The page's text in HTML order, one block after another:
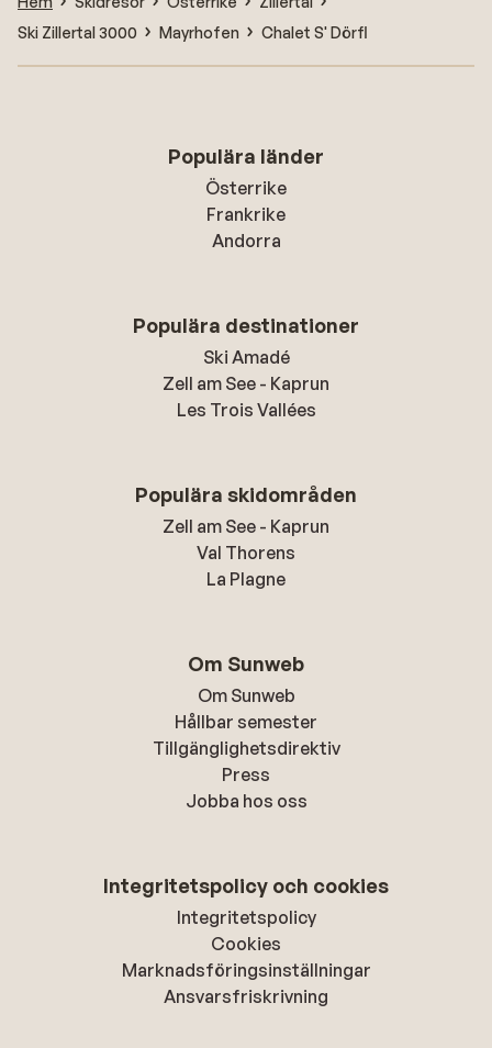
Ski Zillertal 3000
Mayrhofen Chalet S' Dörfl
Populära länder
Österrike
Frankrike
Andorra
Populära destinationer
Ski Amadé
Zell am See - Kaprun
Les Trois Vallées
Populära skidområden
Zell am See - Kaprun
Val Thorens
La Plagne
Om Sunweb
Om Sunweb
Hållbar semester
Tillgänglighetsdirektiv
Press
Jobba hos oss
Integritetspolicy och cookies
Integritetspolicy
Cookies
Marknadsföringsinställningar
Ansvarsfriskrivning